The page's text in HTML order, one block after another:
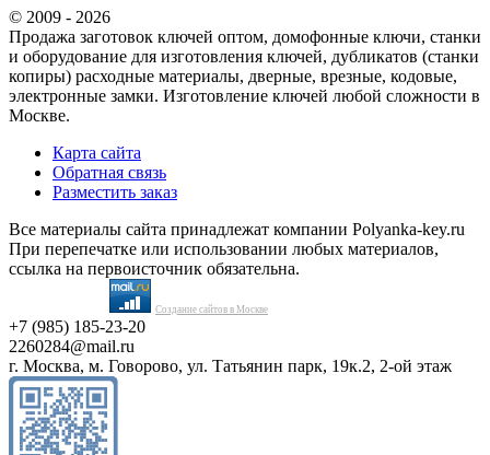
© 2009 - 2026
Продажа заготовок ключей оптом, домофонные ключи, станки
и оборудование для изготовления ключей, дубликатов (станки
копиры) расходные материалы, дверные, врезные, кодовые,
электронные замки. Изготовление ключей любой сложности в
Москве.
Карта сайта
Обратная связь
Разместить заказ
Все материалы сайта принадлежат компании Polyanka-key.ru
При перепечатке или использовании любых материалов,
ссылка на первоисточник обязательна.
Создание сайтов в Москве
+7 (985) 185-23-20
2260284@mail.ru
г. Москва, м. Говорово, ул. Татьянин парк, 19к.2, 2-ой этаж